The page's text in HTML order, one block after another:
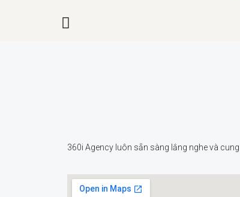
360i Agency luôn sẵn sàng lắng nghe và